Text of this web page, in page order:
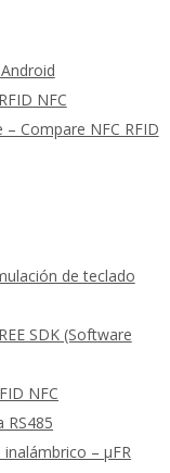
NFC
Compare NFC RFID
de teclado
SDK (Software
NFC
RS485
– μFR